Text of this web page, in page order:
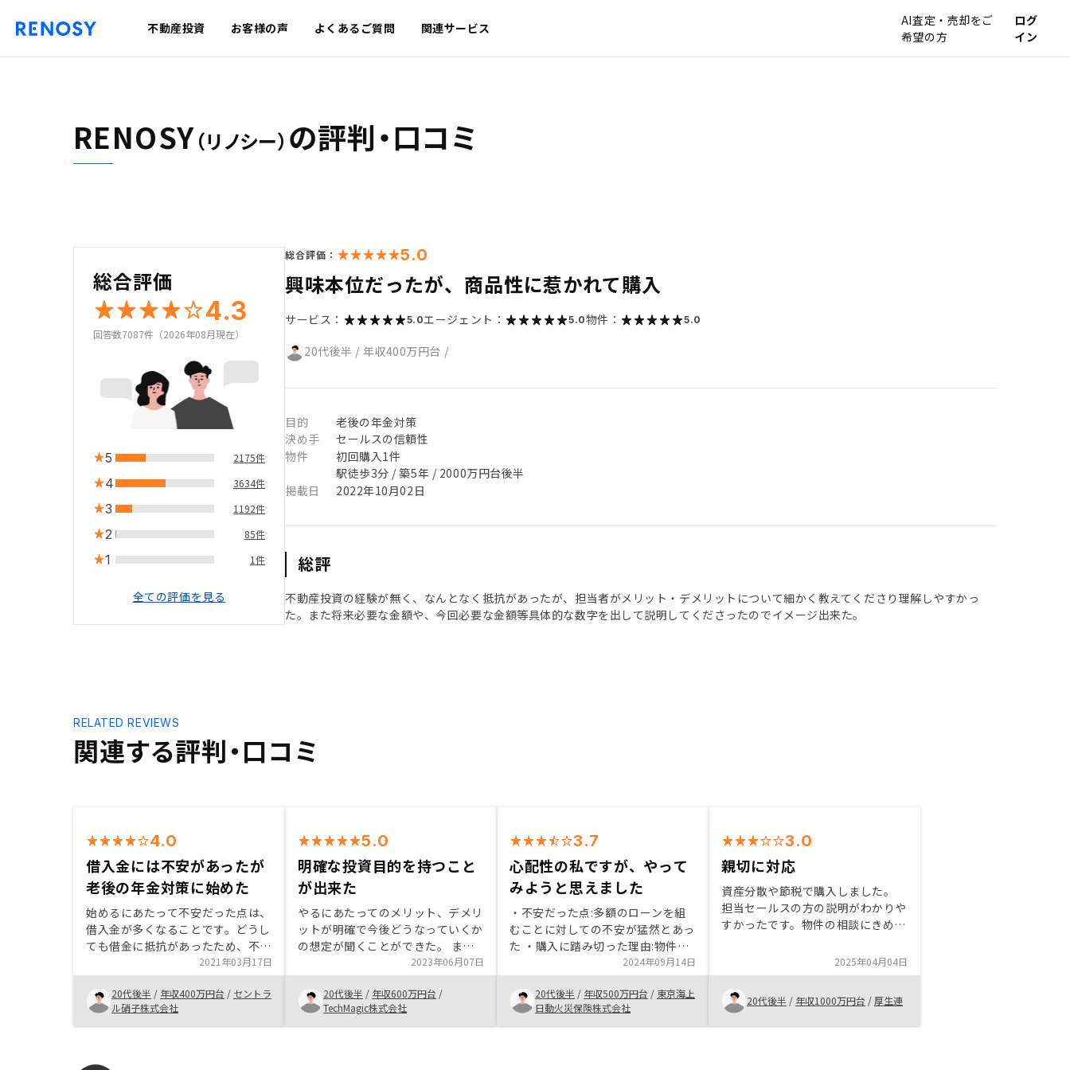
不動産投資 お客様の声 よくあるご質問 関連サービス
AI査定・売却をご
希望の方
ログ
イン
RENOSY（リノシー） の評判・口コミ
総合評価
4.3
回答数7087件（2026年08月現在）
5 2175件
4 3634件
3 1192件
2 85件
1 1件
全ての評価を見る
総合評価： 5.0
興味本位だったが、商品性に惹かれて購入
サービス： 5.0エージェント： 5.0物件： 5.0
20代後半 / 年収400万円台 /
目的
老後の年金対策
決め手
セールスの信頼性
物件
初回購入1件
駅徒歩3分 / 築5年 / 2000万円台後半
掲載日
2022年10月02日
総評
不動産投資の経験が無く、なんとなく抵抗があったが、担当者がメリット・デメリットについて細かく教えてくださり理解しやすかっ
た。また将来必要な金額や、今回必要な金額等具体的な数字を出して説明してくださったのでイメージ出来た。
関連する評判・口コミ
RELATED REVIEWS
4.0
借入金には不安があったが
老後の年金対策に始めた
始めるにあたって不安だった点は、
借入金が多くなることです。どうし
ても借金に抵抗があったため、不安
2021年03月17日
20代後半 / 年収400万円台 / セントラ
ル硝子株式会社
5.0
明確な投資目的を持つこと
が出来た
やるにあたってのメリット、デメリ
ットが明確で今後どうなっていくか
の想定が聞くことができた。 ま
た、これからかかる費用面も知るこ
とができたのでよかった。 不動産
投資が初めてだったが、購入後の流
れなど分かりやすく教えてもらうこ
とができた。
2023年06月07日
20代後半 / 年収600万円台 /
TechMagic株式会社
3.7
心配性の私ですが、やって
みようと思えました
・不安だった点:多額のローンを組
むことに対しての不安が猛然とあっ
た ・購入に踏み切った理由:物件を
購入することは消極的であったが、
担当いただいた方が何度も相談に乗
って下さり、少しずつやってみても
いいのかなと前向きに思うことがで
きるようになったこと/円の価値が
2024年09月14日
20代後半 / 年収500万円台 / 東京海上
日動火災保険株式会社
3.0
親切に対応
資産分散や節税で購入しました。
担当セールスの方の説明がわかりや
すかったです。物件の相談にきめ細
だ他の担当者との連携や態度などは
非常に残念でした。他の方も是非購
入検討してみてください。
2025年04月04日
20代後半 / 年収1000万円台 / 厚生連